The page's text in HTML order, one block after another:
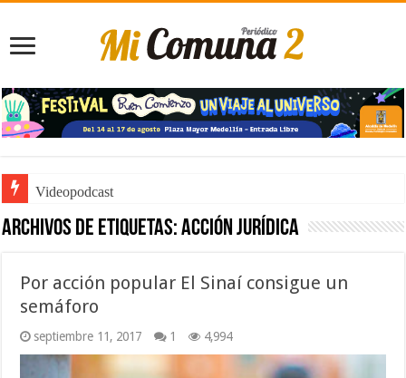
Videopodcast
Archivos de etiquetas:acción jurídica
Por acción popular El Sinaí consigue un
semáforo
septiembre 11, 2017 1 4,994